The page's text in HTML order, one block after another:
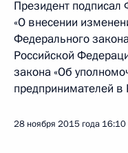
Президент
«О внесении
Федерального
Российской
закона «Об
предпринимателей в
28 ноября 2015 года 16:10